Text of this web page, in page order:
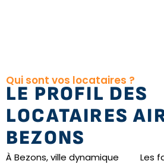
Qui sont vos locataires ?
LE PROFIL DES
LOCATAIRES
BEZONS
À Bezons, ville dynamique
Les